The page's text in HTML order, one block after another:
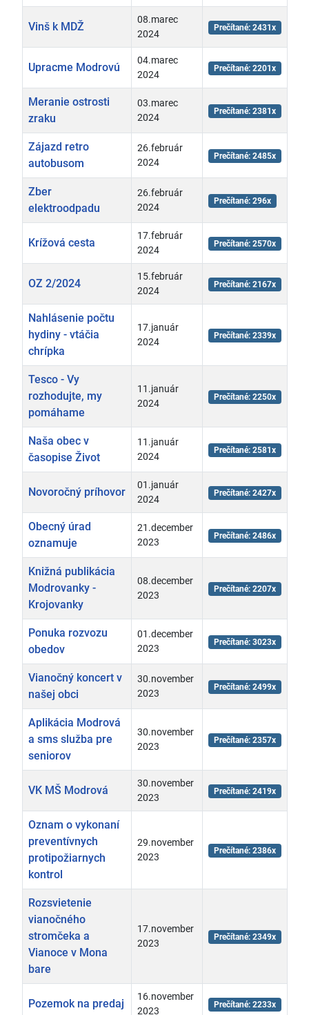
Vinš k MDŽ
08.marec
2024
Prečítané: 2431x
Upracme Modrovú
04.marec
2024
Prečítané: 2201x
Meranie ostrosti
zraku
03.marec
2024
Prečítané: 2381x
Zájazd retro
autobusom
26.február
2024
Prečítané: 2485x
Zber
elektroodpadu
26.február
2024
Prečítané: 296x
Krížová cesta
17.február
2024
Prečítané: 2570x
OZ 2/2024
15.február
2024
Prečítané: 2167x
Nahlásenie počtu
hydiny - vtáčia
chrípka
17.január
2024
Prečítané: 2339x
Tesco - Vy
rozhodujte, my
pomáhame
11.január
2024
Prečítané: 2250x
Naša obec v
časopise Život
11.január
2024
Prečítané: 2581x
Novoročný príhovor
01.január
2024
Prečítané: 2427x
Obecný úrad
oznamuje
21.december
2023
Prečítané: 2486x
Knižná publikácia
Modrovanky -
Krojovanky
08.december
2023
Prečítané: 2207x
Ponuka rozvozu
obedov
01.december
2023
Prečítané: 3023x
Vianočný koncert v
našej obci
30.november
2023
Prečítané: 2499x
Aplikácia Modrová
a sms služba pre
seniorov
30.november
2023
Prečítané: 2357x
VK MŠ Modrová
30.november
2023
Prečítané: 2419x
Oznam o vykonaní
preventívnych
protipožiarnych
kontrol
29.november
2023
Prečítané: 2386x
Rozsvietenie
vianočného
stromčeka a
Vianoce v Mona
bare
17.november
2023
Prečítané: 2349x
Pozemok na predaj
16.november
2023
Prečítané: 2233x